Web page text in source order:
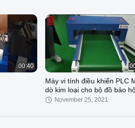
00:40
Máy vi tính điều khiển PLC
dò kim loại cho bộ đồ bảo
gối November 25, 2021